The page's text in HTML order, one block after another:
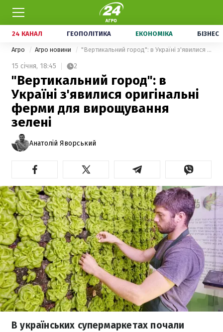
24 КАНАЛ ГЕОПОЛІТИКА ЕКОНОМІКА БІЗНЕС
Агро Агро новини "Вертикальний город": в Україні з'явилися оригінальні ферми для вирощування зелені
15 січня, 18:45 2
"Вертикальний город": в
Україні з'явилися оригінальні
ферми для вирощування
зелені
Анатолій Яворський
В українських супермаркетах почали